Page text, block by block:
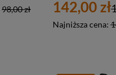
98,00 zł 142,00 zł
Najniższa cena: